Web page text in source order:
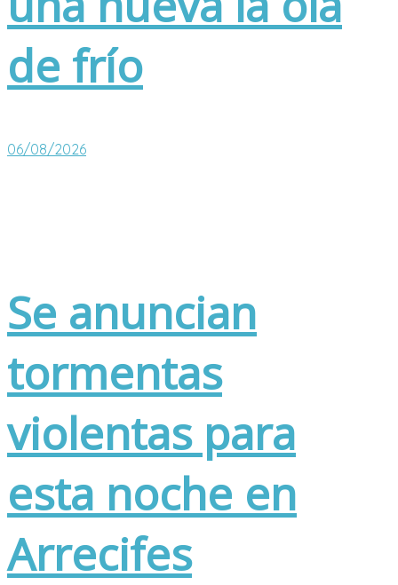
de frío
06/08/2026
Se anuncian
tormentas
violentas para
esta noche en
Arrecifes